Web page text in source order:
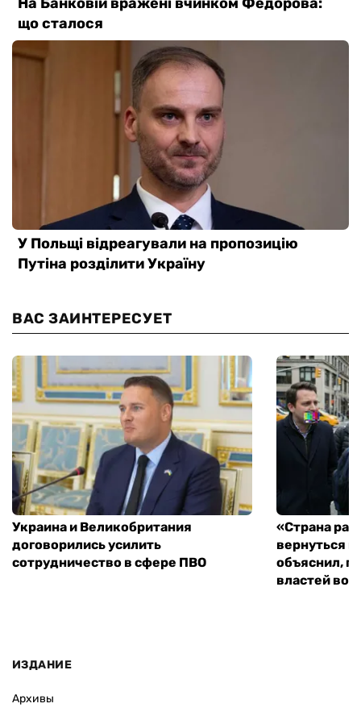
ВАС ЗАИНТЕРЕСУЕТ
Украина и Великобритания
договорились усилить
сотрудничество в сфере ПВО
«Страна
вернуться
объяснил,
властей
ИЗДАНИЕ
Архивы